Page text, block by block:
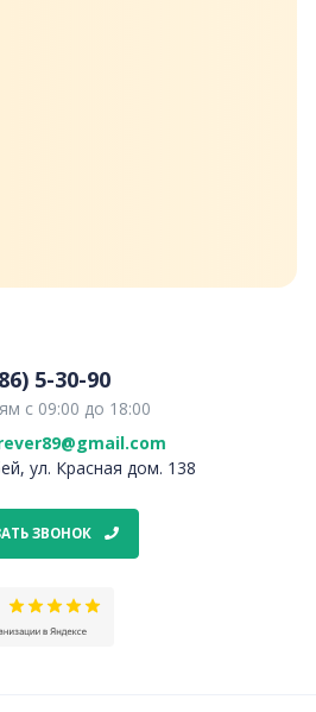
5-30-90
с 09:00 до 18:00
ул. Красная дом. 138
ЗВОНОК